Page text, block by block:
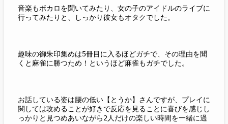
音楽もボカロを聞いてみたり、女の子のアイドルのライブに
行ってみたりと、しっかり彼女もオタクでした。
趣味の御朱印集めは5冊目に入るほどガチで、その理由を聞
くと麻雀に勝つため！というほど麻雀もガチでした。
お話している姿は腰の低い【とうか】さんですが、プレイに
関しては攻めることが好きで反応を見ることに喜びを感じし
っかりと見つめあいながら2人だけの楽しい時間を一緒に過